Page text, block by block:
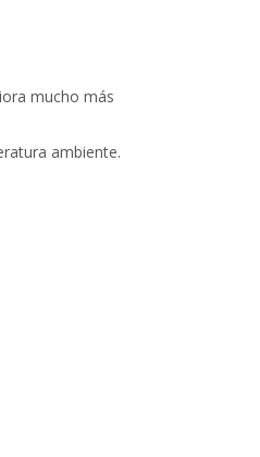
mucho más
ambiente.